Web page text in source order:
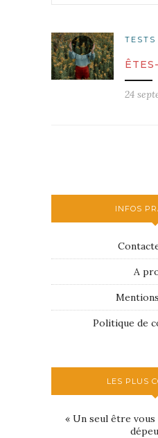
TESTS
24
INFOS
A
Politique de
LES PLUS
« Un seul être